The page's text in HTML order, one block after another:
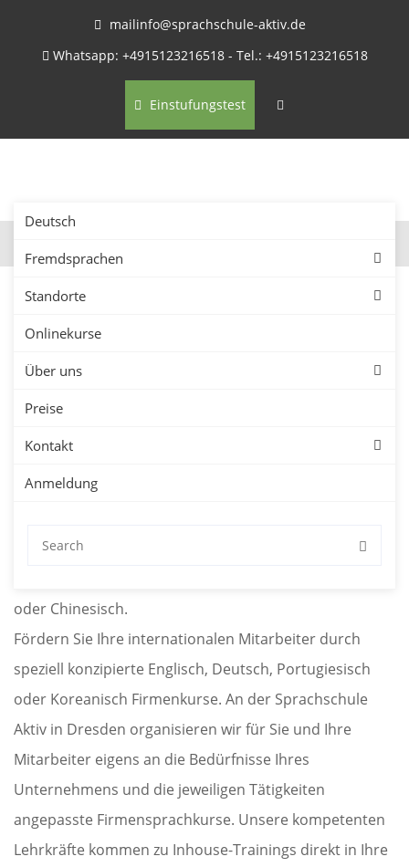
mailinfo@sprachschule-aktiv.de
Whatsapp: +4915123216518 - Tel.: +4915123216518
Einstufungstest
Deutsch
Fremdsprachen
Standorte
Onlinekurse
Über uns
Preise
Kontakt
Anmeldung
Firmenkurse in Dresden –
Sprachkurse für
Unternehmen
Probestunde. Firmensprachkurse in Dresden für
oder Chinesisch.
Fördern Sie Ihre internationalen Mitarbeiter durch
speziell konzipierte Englisch, Deutsch, Portugiesisch
oder Koreanisch Firmenkurse. An der Sprachschule
Aktiv in Dresden organisieren wir für Sie und Ihre
Mitarbeiter eigens an die Bedürfnisse Ihres
Unternehmens und die jeweiligen Tätigkeiten
angepasste Firmensprachkurse. Unsere kompetenten
Lehrkräfte kommen zu Inhouse-Trainings direkt in Ihre